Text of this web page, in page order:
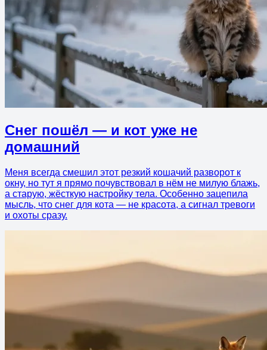
Снег пошёл — и кот уже не
домашний
Меня всегда смешил этот резкий кошачий разворот к
окну, но тут я прямо почувствовал в нём не милую блажь,
а старую, жёсткую настройку тела. Особенно зацепила
мысль, что снег для кота — не красота, а сигнал тревоги
и охоты сразу.